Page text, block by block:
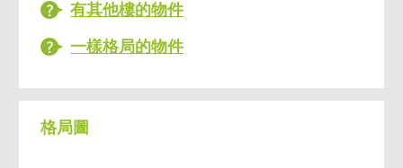
有其他樓的物件
一樣格局的物件
格局圖